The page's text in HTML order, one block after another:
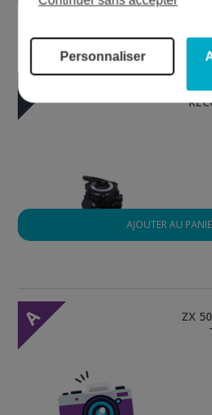
B
AJOUTER AU
A
ZX
Personnaliser